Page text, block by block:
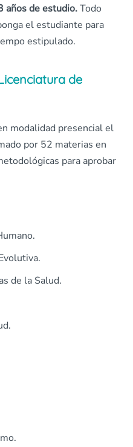
años de estudio.Todo
el estudiante para
estipulado.
de
modalidad presencial el
por 52 materias en
para aprobar
de la Salud.